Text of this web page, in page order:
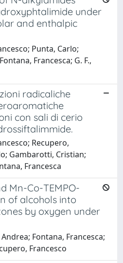
under
and enthalpic
Punta, Carlo;
Francesca; G. F.,
radicaliche
con sali di cerio
Recupero,
Gambarotti, Cristian;
Francesca
Mn-Co-TEMPO-
of alcohols into
by oxygen under
Fontana, Francesca;
Francesco